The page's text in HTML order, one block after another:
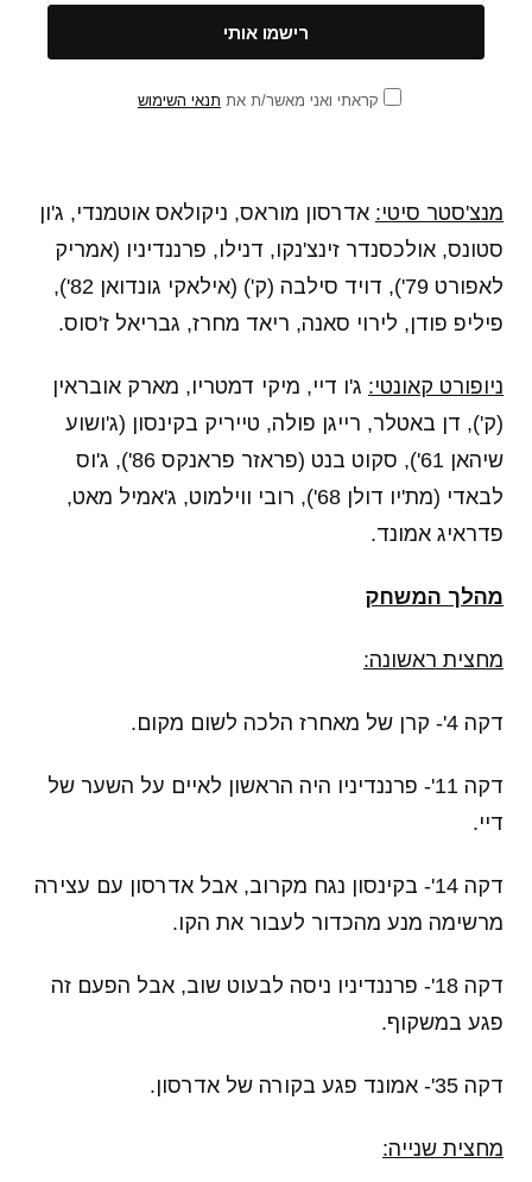
קראתי ואני מאשר/ת את תנאי השימוש
מנצ'סטר סיטי: אדרסון מוראס, ניקולאס אוטמנדי, ג'ון
סטונס, אולכסנדר זינצ'נקו, דנילו, פרננדיניו (אמריק
לאפורט 79'), דויד סילבה (ק') (אילאקי גונדואן 82'),
פיליפ פודן, לירוי סאנה, ריאד מחרז, גבריאל ז'סוס.
ניופורט קאונטי: ג'ו דיי, מיקי דמטריו, מארק אובראין
(ק'), דן באטלר, רייגן פולה, טייריק בקינסון (ג'ושוע
שיהאן 61'), סקוט בנט (פראזר פראנקס 86'), ג'וס
לבאדי (מת'יו דולן 68'), רובי ווילמוט, ג'אמיל מאט,
פדראיג אמונד.
מהלך המשחק
מחצית ראשונה:
דקה 4'- קרן של מאחרז הלכה לשום מקום.
דקה 11'- פרננדיניו היה הראשון לאיים על השער של
דיי.
דקה 14'- בקינסון נגח מקרוב, אבל אדרסון עם עצירה
מרשימה מנע מהכדור לעבור את הקו.
דקה 18'- פרננדיניו ניסה לבעוט שוב, אבל הפעם זה
פגע במשקוף.
דקה 35'- אמונד פגע בקורה של אדרסון.
מחצית שנייה: